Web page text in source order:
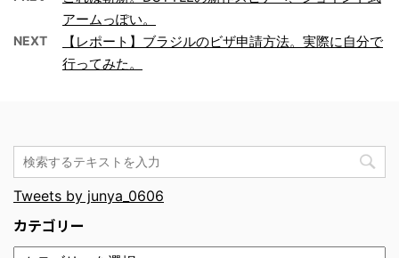
アームっぽい。
NEXT
【レポート】ブラジルのビザ申請方法。実際に自分で
行ってみた。
Tweets by junya_0606
カテゴリー